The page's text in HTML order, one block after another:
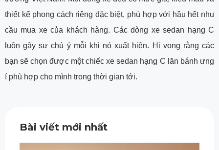
thiết kế phong cách riêng đặc biệt, phù hợp với hầu hết nhu
cầu mua xe của khách hàng. Các dòng xe sedan hạng C
luôn gây sự chú ý mỗi khi nó xuất hiện. Hi vọng rằng các
bạn sẽ chọn được một chiếc xe sedan hạng C lăn bánh ưng
í phù hợp cho mình trong thời gian tới.
Bài viết mới nhất